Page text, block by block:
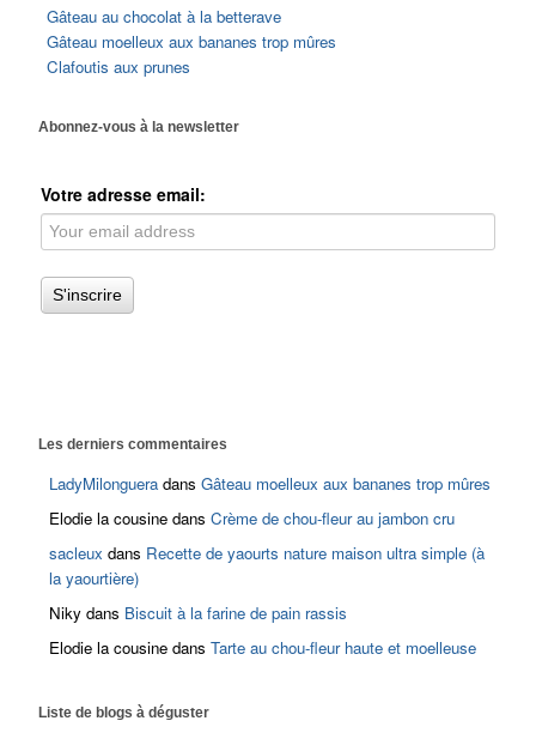
Gâteau au chocolat à la betterave
Gâteau moelleux aux bananes trop mûres
Clafoutis aux prunes
Abonnez-vous à la newsletter
Votre adresse email:
Les derniers commentaires
LadyMilonguera dansGâteau moelleux aux bananes trop mûres
Elodie la cousine dansCrème de chou-fleur au jambon cru
sacleux dans Recette de yaourts nature maison ultra simple (à
la yaourtière)
Niky dans Biscuit à la farine de pain rassis
Elodie la cousine dansTarte au chou-fleur haute et moelleuse
Liste de blogs à déguster